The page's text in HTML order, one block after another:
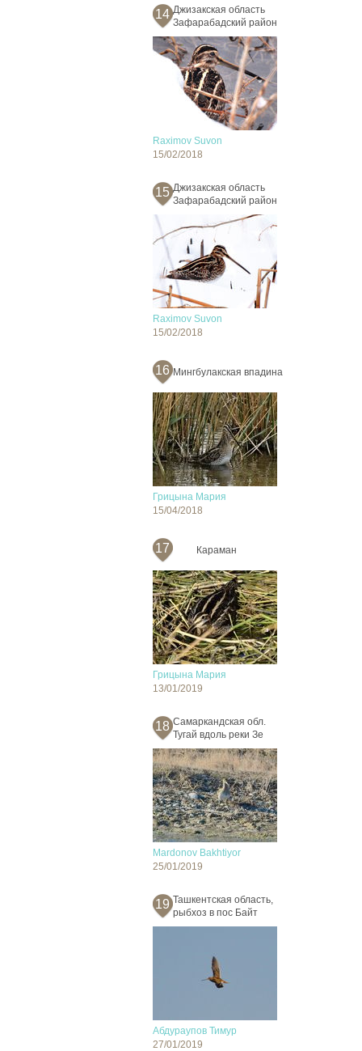
14 Джизакская область
Зафарабадский район
Raximov Suvon
15/02/2018
15 Джизакская область
Зафарабадский район
Raximov Suvon
15/02/2018
16 Мингбулакская впадина
Грицына Мария
15/04/2018
17 Караман
Грицына Мария
13/01/2019
18 Самаркандская обл.
Тугай вдоль реки Зе
Mardonov Bakhtiyor
25/01/2019
19 Ташкентская область,
рыбхоз в пос Байт
Абдураупов Тимур
27/01/2019